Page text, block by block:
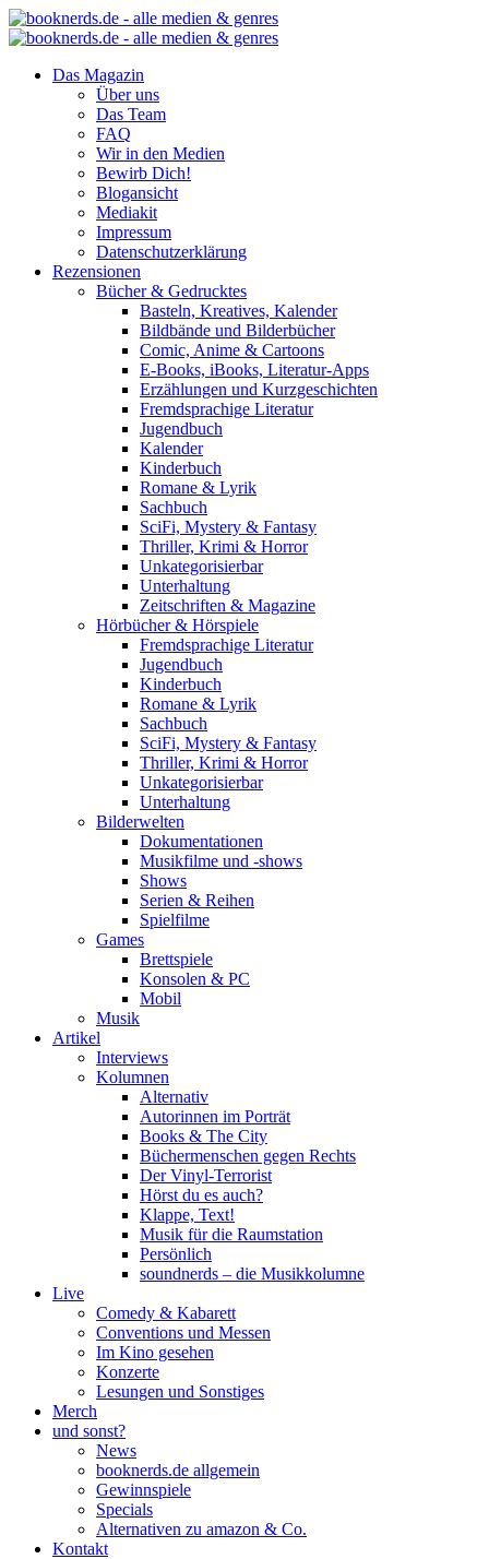
Das Magazin
Über uns
Das Team
FAQ
Wir in den Medien
Bewirb Dich!
Blogansicht
Mediakit
Impressum
Datenschutzerklärung
Rezensionen
Bücher & Gedrucktes
Basteln, Kreatives, Kalender
Bildbände und Bilderbücher
Comic, Anime & Cartoons
E-Books, iBooks, Literatur-Apps
Erzählungen und Kurzgeschichten
Fremdsprachige Literatur
Jugendbuch
Kalender
Kinderbuch
Romane & Lyrik
Sachbuch
SciFi, Mystery & Fantasy
Thriller, Krimi & Horror
Unkategorisierbar
Unterhaltung
Zeitschriften & Magazine
Hörbücher & Hörspiele
Fremdsprachige Literatur
Jugendbuch
Kinderbuch
Romane & Lyrik
Sachbuch
SciFi, Mystery & Fantasy
Thriller, Krimi & Horror
Unkategorisierbar
Unterhaltung
Bilderwelten
Dokumentationen
Musikfilme und -shows
Shows
Serien & Reihen
Spielfilme
Games
Brettspiele
Konsolen & PC
Mobil
Musik
Artikel
Interviews
Kolumnen
Alternativ
Autorinnen im Porträt
Books & The City
Büchermenschen gegen Rechts
Der Vinyl-Terrorist
Hörst du es auch?
Klappe, Text!
Musik für die Raumstation
Persönlich
soundnerds – die Musikkolumne
Live
Comedy & Kabarett
Conventions und Messen
Im Kino gesehen
Konzerte
Lesungen und Sonstiges
Merch
und sonst?
News
booknerds.de allgemein
Gewinnspiele
Specials
Alternativen zu amazon & Co.
Kontakt